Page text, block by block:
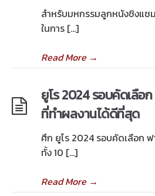
สำหรับมหกรรมลูกหนังชิงแช
ในการ […]
Read More→
ยูโร 2024 รอบคัดเลือ
ที่ทำผลงานได้ดีที่สุด
ศึก ยูโร 2024 รอบคัดเลือก
ทั้ง 10 […]
Read More→